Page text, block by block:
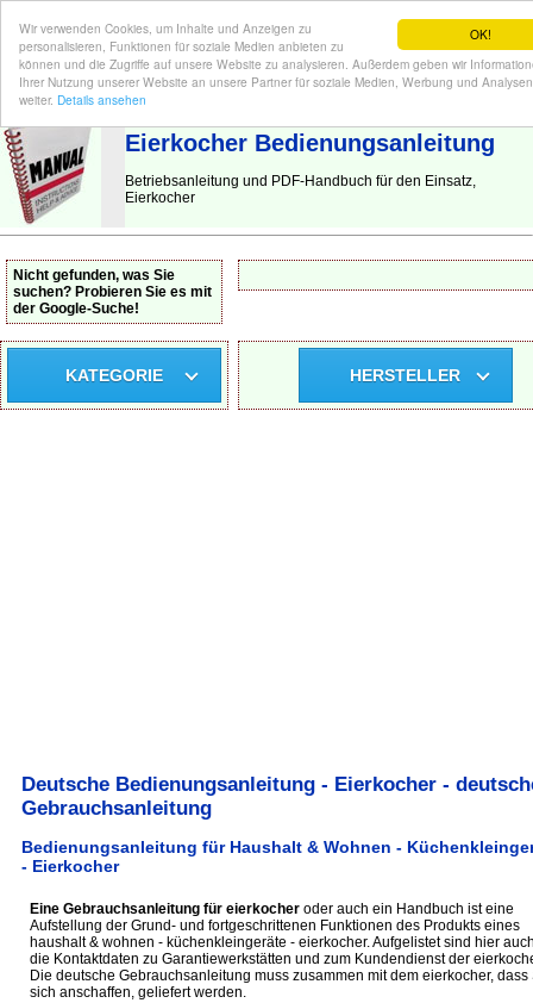
OK!
Wir verwenden Cookies, um Inhalte und Anzeigen zu
personalisieren, Funktionen für soziale Medien anbieten zu
können und die Zugriffe auf unsere Website zu analysieren. Außerdem geben wir
Ihrer Nutzung unserer Website an unsere Partner für soziale Medien, Werbung und Analysen
weiter. Details ansehen
BEDIENUNGSANLEITUNG | Hier finden Sie die deutsche Anleitung!
Eierkocher Bedienungsanleitung
Betriebsanleitung und PDF-Handbuch für den Einsatz,
Eierkocher
Nicht gefunden, was Sie
suchen? Probieren Sie es mit
der Google-Suche!
KATEGORIE HERSTELLER
Deutsche Bedienungsanleitung - Eierkocher -
Gebrauchsanleitung
Bedienungsanleitung für Haushalt & Wohnen -
- Eierkocher
Eine Gebrauchsanleitung für eierkocheroder auch ein Handbuch ist eine
Aufstellung der Grund- und fortgeschrittenen Funktionen des Produkts eines
haushalt & wohnen - küchenkleingeräte - eierkocher. Aufgelistet sind hier
die Kontaktdaten zu Garantiewerkstätten und zum Kundendienst der
Die deutsche Gebrauchsanleitung muss zusammen mit dem eierkocher, dass
sich anschaffen, geliefert werden.